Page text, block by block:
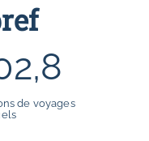
de voyages